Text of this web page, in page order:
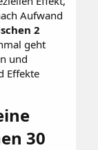
Aufwand
2
geht
und
Effekte
30